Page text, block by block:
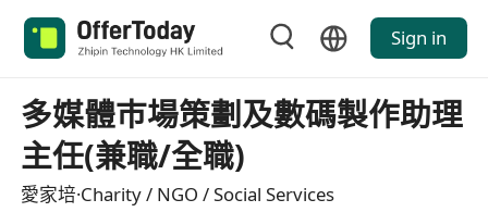
Sign in
多媒體巿場策劃及數碼製作助理
主任(兼職/全職)
愛家培·Charity / NGO / Social Services